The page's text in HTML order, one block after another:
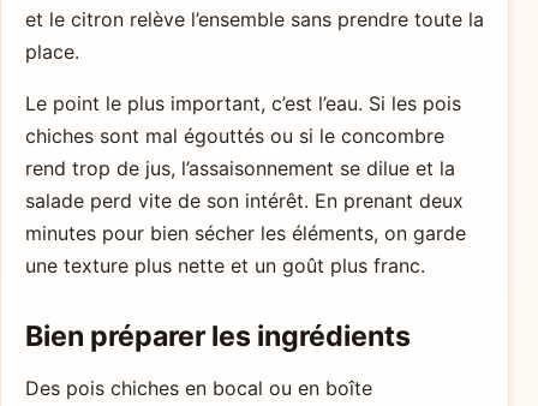
et le citron relève l’ensemble sans prendre toute la
place.
Le point le plus important, c’est l’eau. Si les pois
chiches sont mal égouttés ou si le concombre
rend trop de jus, l’assaisonnement se dilue et la
salade perd vite de son intérêt. En prenant deux
minutes pour bien sécher les éléments, on garde
une texture plus nette et un goût plus franc.
Bien préparer les ingrédients
Des pois chiches en bocal ou en boîte